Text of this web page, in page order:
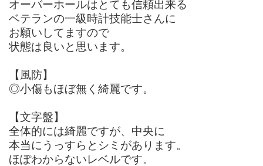
オーバーホールはとても信頼出来る
ベテランの一級時計技能士さんに
お願いしてますので
状態は良いと思います。
【風防】
◎小傷もほぼ無く綺麗です。
【文字盤】
全体的には綺麗ですが、中央に
本当にうっすらとシミがあります。
ほぽわからないレベルです。